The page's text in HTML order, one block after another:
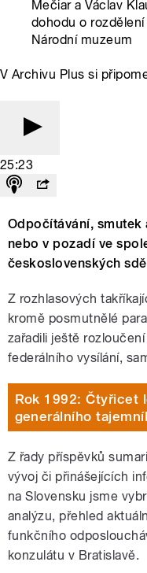
Mečiar a Václav
dohodu o
Národní muzeum
V Archivu Plus si
25:23
Odpočítávání, smutek
nebo v pozadí ve
československých
Z rozhlasových
kromě posmutnělé
zařadili ještě
federálního vysílání,
Rok 1992: Čtyřicet
generálního
Z řady příspěvků
vývoj či přinášejících
na Slovensku jsme
analýzu, přehled
funkčního
konzulátu v Bratislavě.